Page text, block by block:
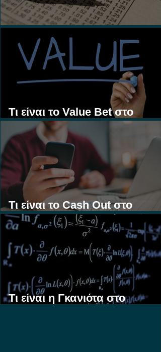
Τι είναι τα Ασιατικά Χάντικαπ;
Τι είναι το Value Bet στο
Στοίχημα;
Τι είναι το Cash Out στο
Στοίχημα;
Τι είναι η Γκανιότα στο